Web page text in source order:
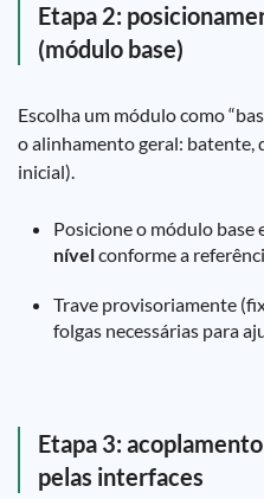
Etapa 2:
(módulo base)
Escolha um módulo como
o alinhamento geral: batente,
inicial).
Posicione o módulo base
nívelconforme a
Trave provisoriamente
folgas necessárias para
Etapa 3:
pelas interfaces